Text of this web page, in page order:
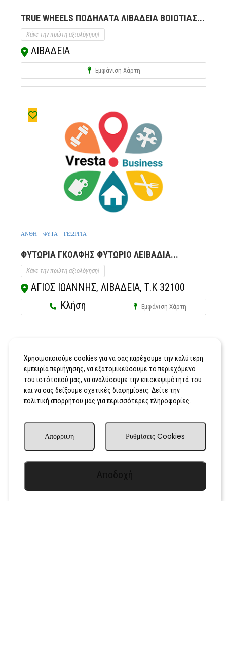
TRUE WHEELS ΠΟΔΗΛΑΤΑ ΛΙΒΑΔΕΙΑ ΒΟΙΩΤΙΑΣ...
Κάνε την πρώτη αξιολόγηση!
ΛΙΒΑΔΕΙΑ
Εμφάνιση Χάρτη
ΑΝΘΗ - ΦΥΤΑ - ΓΕΩΡΓΙΑ
ΦΥΤΩΡΙΑ ΓΚΟΛΦΗΣ ΦΥΤΩΡΙΟ ΛΕΙΒΑΔΙΑ...
Κάνε την πρώτη αξιολόγηση!
ΑΓΙΟΣ ΙΩΑΝΝΗΣ, ΛΙΒΑΔΕΙΑ, Τ.Κ 32100
Κλήση
Εμφάνιση Χάρτη
Χρησιμοποιούμε cookies για να σας παρέχουμε την καλύτερη
εμπειρία περιήγησης, να εξατομικεύσουμε το περιεχόμενο
του ιστότοπού μας, να αναλύσουμε την επισκεψιμότητά του
και να σας δείξουμε σχετικές διαφημίσεις. Δείτε την
πολιτική απορρήτου μας για περισσότερες πληροφορίες.
Ρυθμίσεις Cookies
Απόρριψη